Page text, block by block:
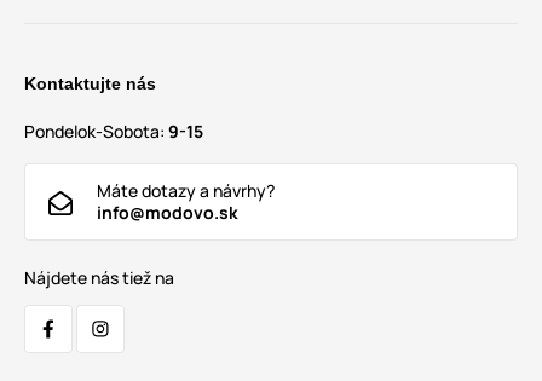
Kontaktujte nás
Pondelok-Sobota: 9-15
Máte dotazy a návrhy?
info@modovo.sk
Nájdete nás tiež na